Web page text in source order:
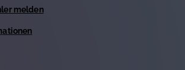
melden